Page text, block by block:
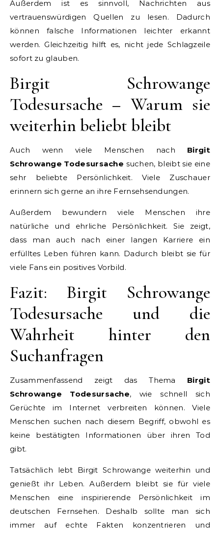
Außerdem ist es sinnvoll, Nachrichten aus
vertrauenswürdigen Quellen zu lesen. Dadurch
können falsche Informationen leichter erkannt
werden. Gleichzeitig hilft es, nicht jede Schlagzeile
sofort zu glauben.
Birgit Schrowange
Todesursache – Warum sie
weiterhin beliebt bleibt
Auch wenn viele Menschen nach Birgit
Schrowange Todesursache suchen, bleibt sie eine
sehr beliebte Persönlichkeit. Viele Zuschauer
erinnern sich gerne an ihre Fernsehsendungen.
Außerdem bewundern viele Menschen ihre
natürliche und ehrliche Persönlichkeit. Sie zeigt,
dass man auch nach einer langen Karriere ein
erfülltes Leben führen kann. Dadurch bleibt sie für
viele Fans ein positives Vorbild.
Fazit: Birgit Schrowange
Todesursache und die
Wahrheit hinter den
Suchanfragen
Zusammenfassend zeigt das Thema Birgit
Schrowange Todesursache, wie schnell sich
Gerüchte im Internet verbreiten können. Viele
Menschen suchen nach diesem Begriff, obwohl es
keine bestätigten Informationen über ihren Tod
gibt.
Tatsächlich lebt Birgit Schrowange weiterhin und
genießt ihr Leben. Außerdem bleibt sie für viele
Menschen eine inspirierende Persönlichkeit im
deutschen Fernsehen. Deshalb sollte man sich
immer auf echte Fakten konzentrieren und